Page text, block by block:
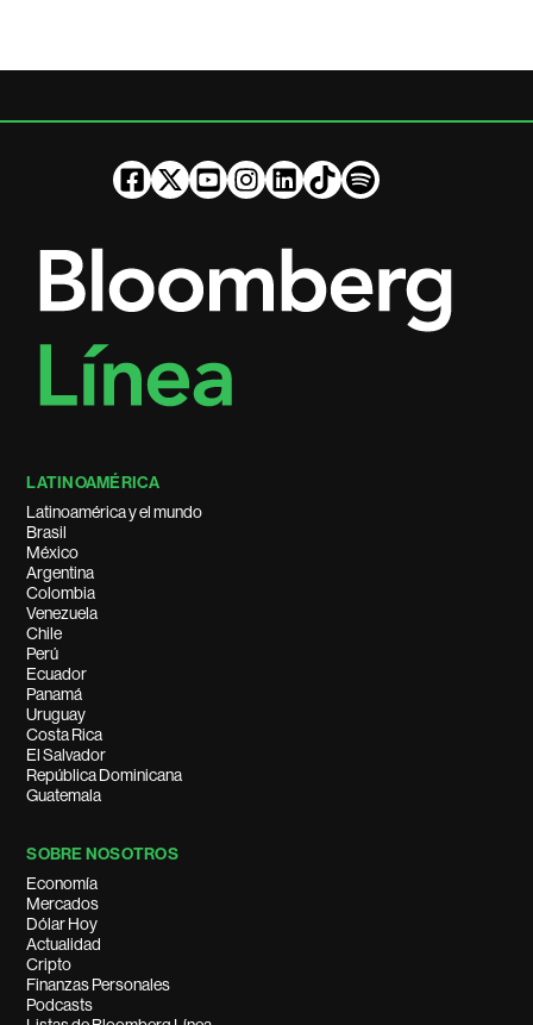
LATINOAMÉRICA
Latinoamérica y el mundo
Brasil
México
Argentina
Colombia
Venezuela
Chile
Perú
Ecuador
Panamá
Uruguay
Costa Rica
El Salvador
República Dominicana
Guatemala
SOBRE NOSOTROS
Economía
Mercados
Dólar Hoy
Actualidad
Cripto
Finanzas Personales
Podcasts